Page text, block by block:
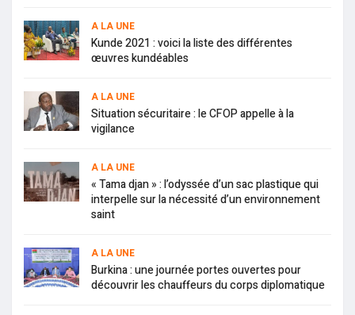
A LA UNE
Kunde 2021 : voici la liste des différentes
œuvres kundéables
A LA UNE
Situation sécuritaire : le CFOP appelle à la
vigilance
A LA UNE
« Tama djan » : l’odyssée d’un sac plastique qui
interpelle sur la nécessité d’un environnement
saint
A LA UNE
Burkina : une journée portes ouvertes pour
découvrir les chauffeurs du corps diplomatique